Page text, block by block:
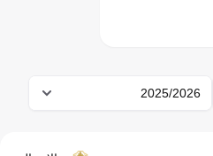
2025/2026